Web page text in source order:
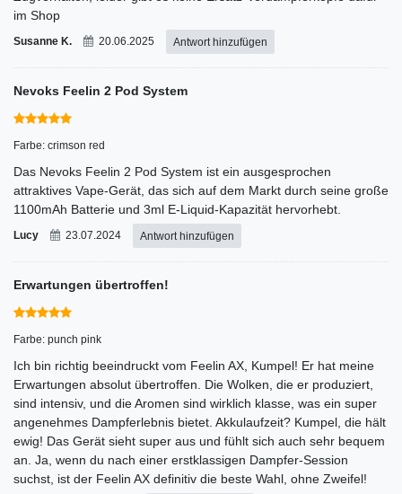
im Shop
Susanne K. 20.06.2025 Antwort hinzufügen
Nevoks Feelin 2 Pod System
Farbe: crimson red
Das Nevoks Feelin 2 Pod System ist ein ausgesprochen
attraktives Vape-Gerät, das sich auf dem Markt durch seine große
1100mAh Batterie und 3ml E-Liquid-Kapazität hervorhebt.
Lucy 23.07.2024 Antwort hinzufügen
Erwartungen übertroffen!
Farbe: punch pink
Ich bin richtig beeindruckt vom Feelin AX, Kumpel! Er hat meine
Erwartungen absolut übertroffen. Die Wolken, die er produziert,
sind intensiv, und die Aromen sind wirklich klasse, was ein super
angenehmes Dampferlebnis bietet. Akkulaufzeit? Kumpel, die hält
ewig! Das Gerät sieht super aus und fühlt sich auch sehr bequem
an. Ja, wenn du nach einer erstklassigen Dampfer-Session
suchst, ist der Feelin AX definitiv die beste Wahl, ohne Zweifel!